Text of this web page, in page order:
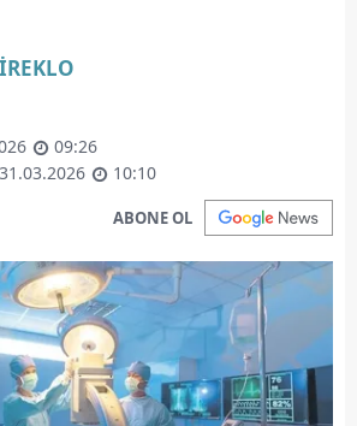
09:26
10:10
ABONE OL